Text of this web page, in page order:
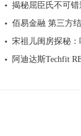
揭秘屈臣氏不可
佰易金融 第三方
宋祖儿闺房探秘
阿迪达斯Techfit